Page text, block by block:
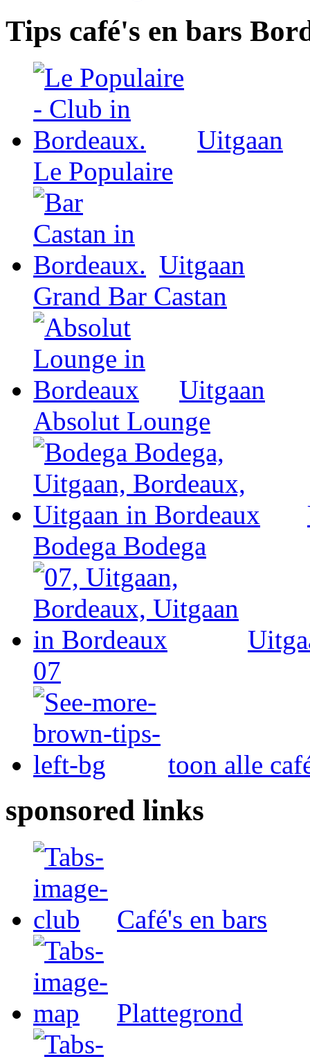
Tips café's en bars
Uitgaan
Le Populaire
Uitgaan
Grand Bar Castan
Uitgaan
Absolut Lounge
Bodega Bodega
07
toon alle
sponsored links
Café's en bars
Plattegrond